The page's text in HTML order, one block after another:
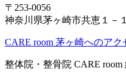
〒253-0056
神奈川県茅ヶ崎市共恵１－
CARE room 茅ヶ崎へのアク
整体院・整骨院 CARE room